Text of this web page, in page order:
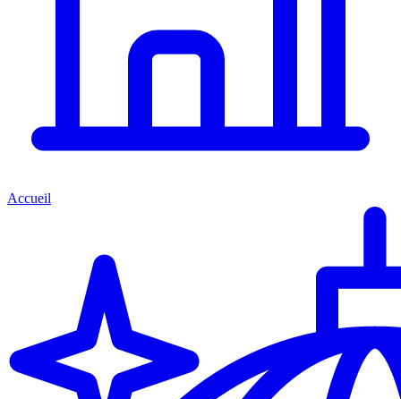
Accueil